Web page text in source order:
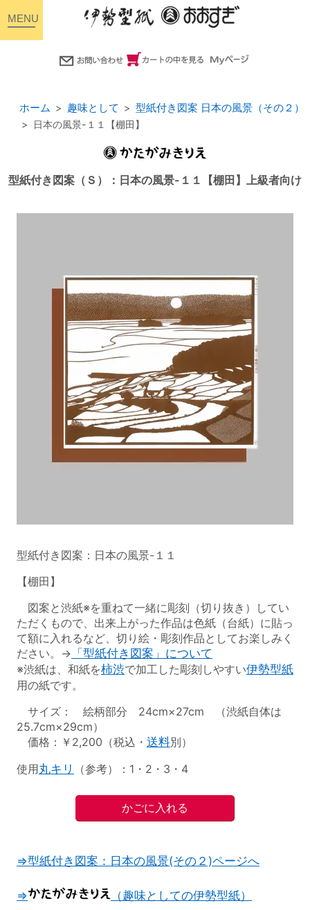
ホーム 趣味として 型紙付き図案 日本の風景（その２）
日本の風景-１１【棚田】
型紙付き図案（Ｓ）：日本の風景-１１【棚田】上級者向け
型紙付き図案：日本の風景-１１
【棚田】
図案と渋紙※を重ねて一緒に彫刻（切り抜き）してい
ただくもので、出来上がった作品は色紙（台紙）に貼っ
て額に入れるなど、切り絵・彫刻作品としてお楽しみく
ださい。→ 「型紙付き図案」について
※渋紙は、和紙を柿渋で加工した彫刻しやすい伊勢型紙
用の紙です。
サイズ： 絵柄部分 24cm×27cm （渋紙自体は
25.7cm×29cm）
価格：￥2,200（税込・ 送料別）
使用丸キリ （参考）：1・2・3・4
⇒型紙付き図案：日本の風景(その２)ページへ
⇒ （趣味としての伊勢型紙）
toggle
navigation